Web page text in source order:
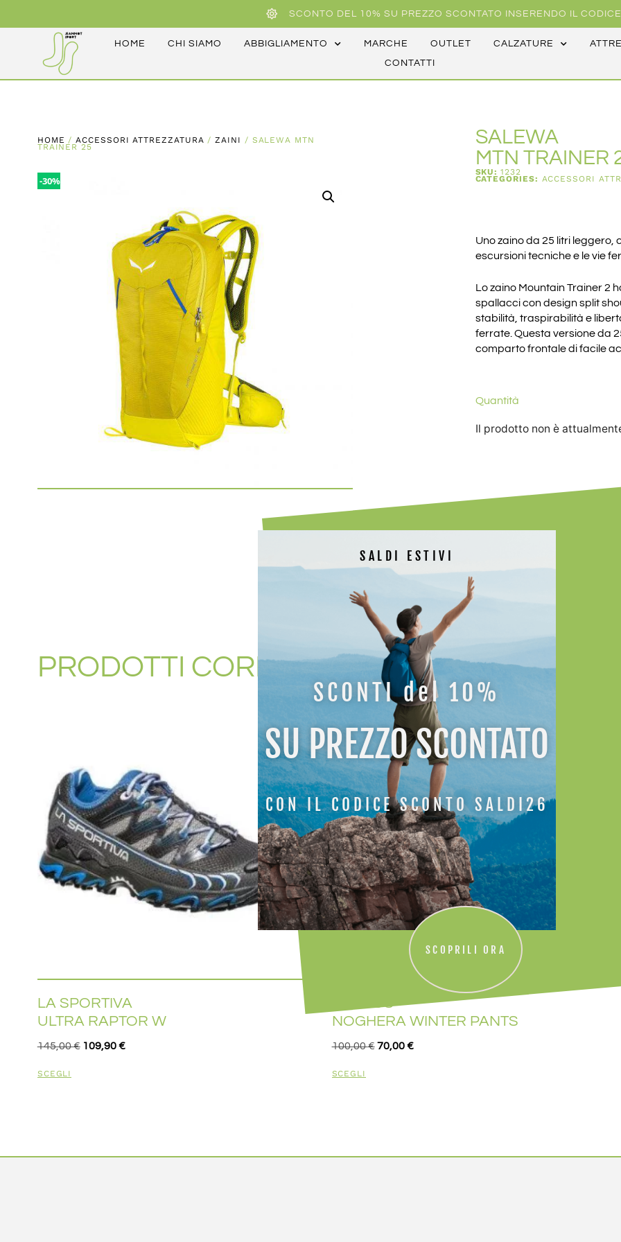
SCONTO DEL 10% SU PREZZO SCONTATO INSERENDO IL
HOME CHI SIAMO ABBIGLIAMENTO MARCHE OUTLET CALZATURE
CONTATTI
HOME /ACCESSORI ATTREZZATURA /ZAINI / SALEWA MTN
TRAINER 25
-30%
SALEWA
MTN TRAINER
SKU:1232
CATEGORIES: ACCESSORI
Uno zaino da 25 litri leggero,
escursioni tecniche e le vie
Lo zaino Mountain Trainer 2
spallacci con design split
stabilità, traspirabilità e
ferrate. Questa versione da
comparto frontale di facile
Quantità
Il prodotto non è
PRODOTTI CORRELATI
LA SPORTIVA
ULTRA RAPTOR W
145,00€ 109,90€
SCEGLI
KARPOS
NOGHERA WINTER PANTS
100,00€ 70,00€
SCEGLI
SALDI ESTIVI
SCONTI del 10%
SU PREZZO SCONTATO
CON IL CODICE SCONTO SALDI26
SCOPRILI ORA